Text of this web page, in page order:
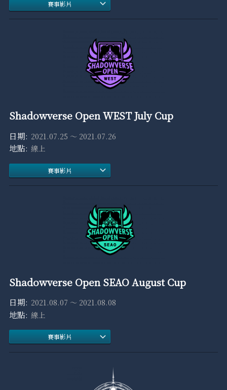
賽事影片
Shadowverse Open WEST July Cup
2021.07.25 ～ 2021.07.26
線上
賽事影片
Shadowverse Open SEAO August Cup
2021.08.07 ～ 2021.08.08
線上
賽事影片